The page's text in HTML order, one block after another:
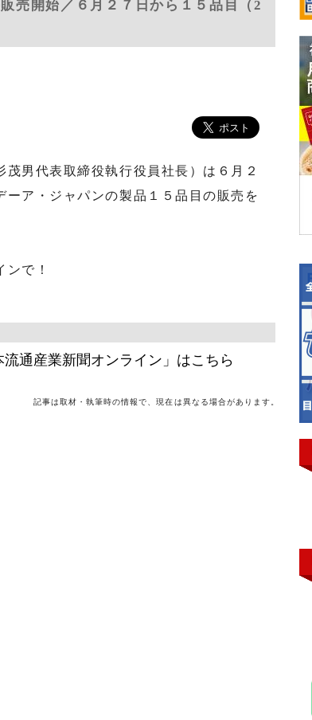
売開始／６月２７日から１５品目（2
男代表取締役執行役員社長）は６月２
ーア・ジャパンの製品１５品目の販売を
で！
通産業新聞オンライン」はこちら
記事は取材・執筆時の情報で、現在は異なる場合があります。